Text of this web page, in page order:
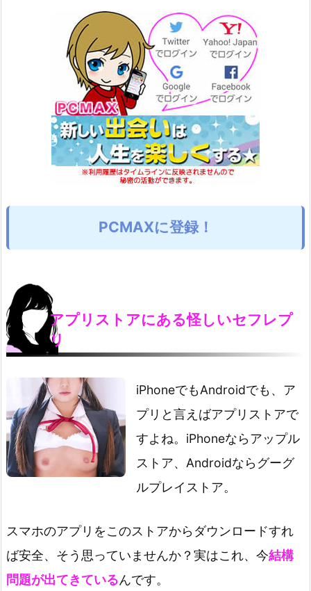
PCMAXに登録！
アプリストアにある怪しいセフレプ
リ
iPhoneでもAndroidでも、ア
プリと言えばアプリストアで
すよね。iPhoneならアップル
ストア、Androidならグーグ
ルプレイストア。
スマホのアプリをこのストアからダウンロードすれ
ば安全、そう思っていませんか？実はこれ、今結構
問題が出てきているんです。